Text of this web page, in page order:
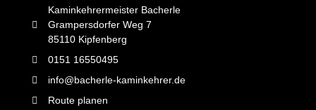
Kaminkehrermeister Bacherle
Grampersdorfer Weg 7
85110 Kipfenberg
0151 16550495
info@bacherle-kaminkehrer.de
Route planen